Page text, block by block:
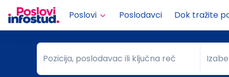
Poslovi Poslodavci Dok tražite
Pozicija, poslodavac ili ključna reč
Pozicija, poslodavac ili ključna reč Grad